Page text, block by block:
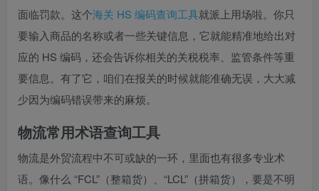
面临罚款。这个海关 HS 编码查询工具就派上用场啦。你只
要输入商品的名称或者一些关键信息，它就能精准地给出对
应的 HS 编码，还会告诉你相关的关税税率、监管条件等重
要信息。有了它，咱们在报关的时候就能准确无误，大大减
少因为编码错误带来的麻烦。
物流常用术语查询工具
物流是外贸流程中不可或缺的一环，里面也有很多专业术
语。像什么 “FCL”（整箱货）、“LCL”（拼箱货），要是不明